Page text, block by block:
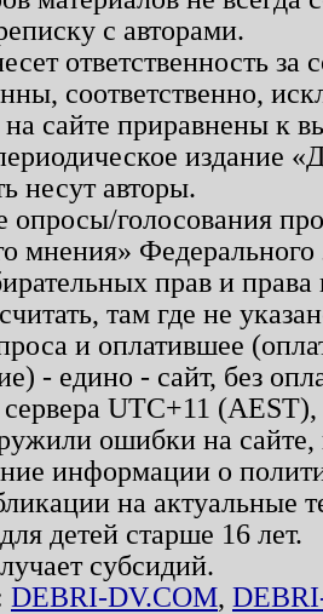
с авторами.
ответственность
соответственно,
сайте приравнены к
издание
несут авторы.
опросы/голосования
мнения»
прав и
там где не
и оплатившее
- едино - сайт, без
UTC+11
ошибки на
информации о
на актуальные
детей старше 16 лет.
субсидий.
DEBRI-DV.COM,